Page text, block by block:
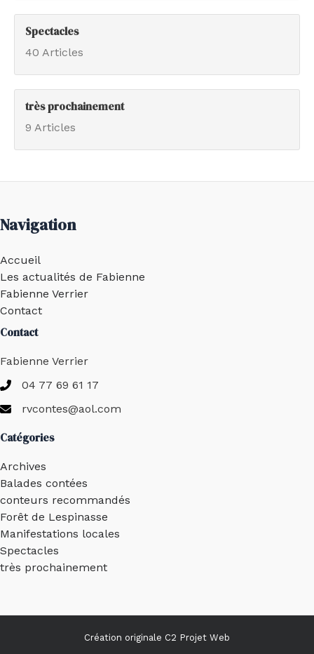
Spectacles
40 Articles
très prochainement
9 Articles
Navigation
Accueil
Les actualités de Fabienne
Fabienne Verrier
Contact
Contact
Fabienne Verrier
04 77 69 61 17
rvcontes@aol.com
Catégories
Archives
Balades contées
conteurs recommandés
Forêt de Lespinasse
Manifestations locales
Spectacles
très prochainement
Création originale C2 Projet Web